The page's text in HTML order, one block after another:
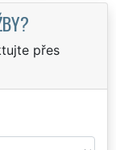
přes